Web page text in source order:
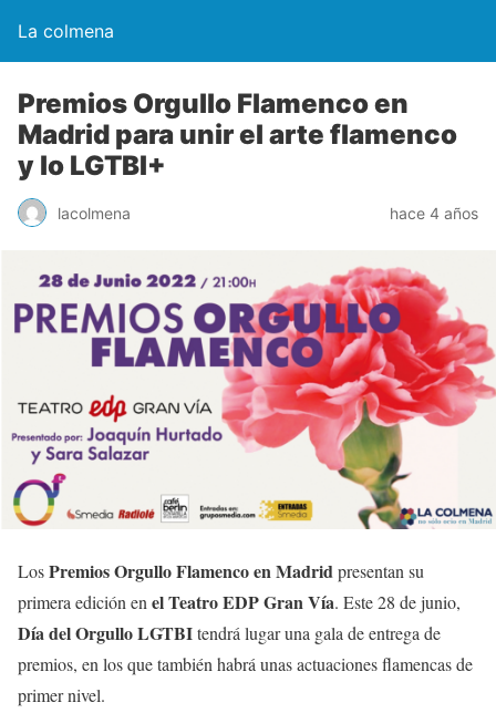
La colmena
Premios Orgullo Flamenco en
Madrid para unir el arte flamenco
y lo LGTBI+
lacolmena hace 4 años
LosPremios Orgullo Flamenco en Madridpresentan su
primera edición en el Teatro EDP Gran Vía. Este 28 de junio,
Día del Orgullo LGTBItendrá lugar una gala de entrega de
premios, en los que también habrá unas actuaciones flamencas de
primer nivel.